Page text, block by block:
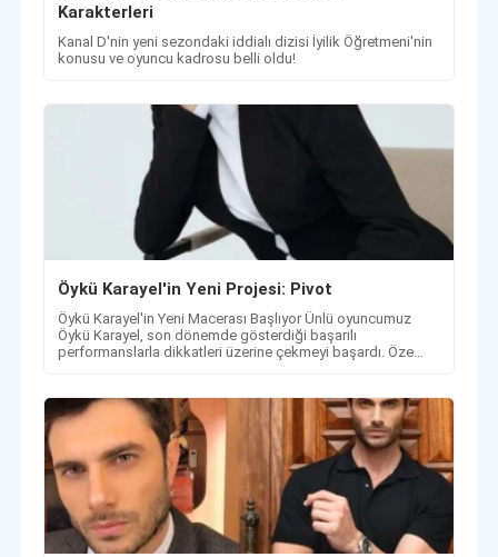
Karakterleri
Kanal D'nin yeni sezondaki iddialı dizisi İyilik Öğretmeni'nin
konusu ve oyuncu kadrosu belli oldu!
Öykü Karayel'in Yeni Projesi: Pivot
Öykü Karayel'in Yeni Macerası Başlıyor Ünlü oyuncumuz
Öykü Karayel, son dönemde gösterdiği başarılı
performanslarla dikkatleri üzerine çekmeyi başardı. Öze...